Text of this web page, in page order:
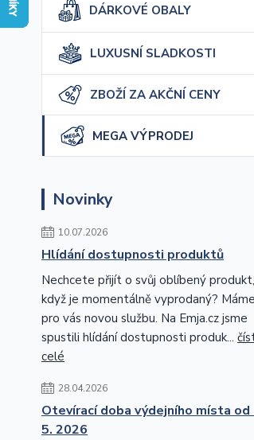
DÁRKOVÉ OBALY
LUXUSNÍ SLADKOSTI
ZBOŽÍ ZA AKČNÍ CENY
MEGA VÝPRODEJ
Novinky
10.07.2026
Hlídání dostupnosti produktů
Nechcete přijít o svůj oblíbený produkt,
když je momentálně vyprodaný? Máme
pro vás novou službu. Na Emja.cz jsme
spustili hlídání dostupnosti produk...
celé
28.04.2026
Otevírací doba výdejního místa od
5. 2026